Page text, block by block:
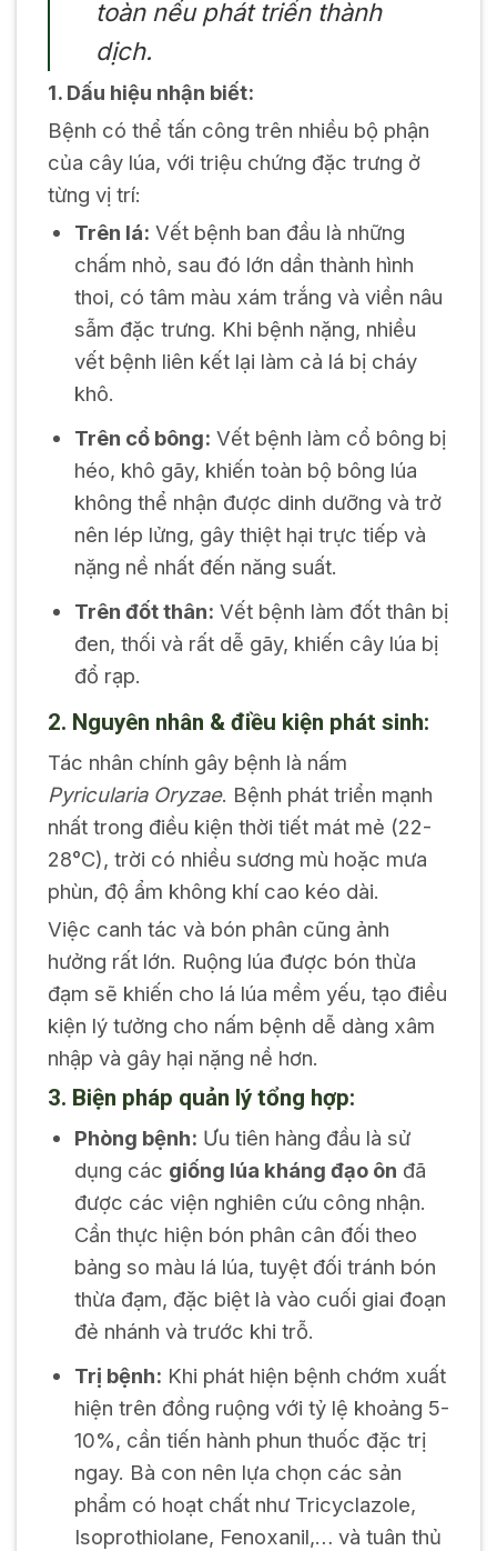
toàn nếu phát triển thành
dịch.
1. Dấu hiệu nhận biết:
Bệnh có thể tấn công trên nhiều bộ phận
của cây lúa, với triệu chứng đặc trưng ở
từng vị trí:
Trên lá: Vết bệnh ban đầu là những
chấm nhỏ, sau đó lớn dần thành hình
thoi, có tâm màu xám trắng và viền nâu
sẫm đặc trưng. Khi bệnh nặng, nhiều
vết bệnh liên kết lại làm cả lá bị cháy
khô.
Trên cổ bông: Vết bệnh làm cổ bông bị
héo, khô gãy, khiến toàn bộ bông lúa
không thể nhận được dinh dưỡng và trở
nên lép lửng, gây thiệt hại trực tiếp và
nặng nề nhất đến năng suất.
Trên đốt thân: Vết bệnh làm đốt thân bị
đen, thối và rất dễ gãy, khiến cây lúa bị
đổ rạp.
2. Nguyên nhân & điều kiện phát sinh:
Tác nhân chính gây bệnh là nấm
Pyricularia Oryzae. Bệnh phát triển mạnh
nhất trong điều kiện thời tiết mát mẻ (22-
28°C), trời có nhiều sương mù hoặc mưa
phùn, độ ẩm không khí cao kéo dài.
Việc canh tác và bón phân cũng ảnh
hưởng rất lớn. Ruộng lúa được bón thừa
đạm sẽ khiến cho lá lúa mềm yếu, tạo điều
kiện lý tưởng cho nấm bệnh dễ dàng xâm
nhập và gây hại nặng nề hơn.
3. Biện pháp quản lý tổng hợp:
Phòng bệnh: Ưu tiên hàng đầu là sử
dụng các giống lúa kháng đạo ôn đã
được các viện nghiên cứu công nhận.
Cần thực hiện bón phân cân đối theo
bảng so màu lá lúa, tuyệt đối tránh bón
thừa đạm, đặc biệt là vào cuối giai đoạn
đẻ nhánh và trước khi trỗ.
Trị bệnh: Khi phát hiện bệnh chớm xuất
hiện trên đồng ruộng với tỷ lệ khoảng 5-
10%, cần tiến hành phun thuốc đặc trị
ngay. Bà con nên lựa chọn các sản
phẩm có hoạt chất như Tricyclazole,
Isoprothiolane, Fenoxanil,… và tuân thủ